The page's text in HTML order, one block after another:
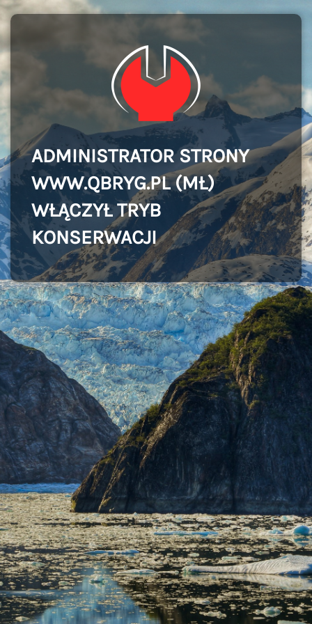
ADMINISTRATOR STRONY
WWW.QBRYG.PL (MŁ)
WŁĄCZYŁ TRYB
KONSERWACJI